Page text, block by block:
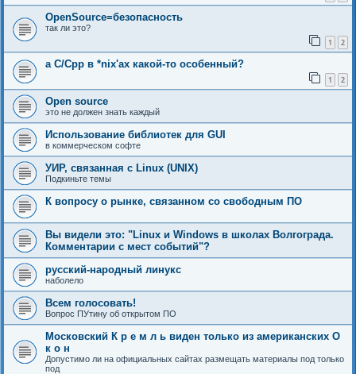
OpenSource=безопасность
так ли это?
1 2
а C/Cpp в *nix'ах какой-то особенный?
1 2
Open source
это не должен знать каждый
Использование библиотек для GUI
в коммерческом софте
УИР, связанная с Linux (UNIX)
Подкиньте темы
К вопросу о рынке, связанном со свободным ПО
Вы видели это: "Linux и Windows в школах Волгограда.
Комментарии с мест событий"?
русский-народный линукс
наболело
Всем голосовать!
Вопрос ПУтину об открытом ПО
Московский К р е м л ь виден только из американских О
к о н
Допустимо ли на официальных сайтах размещать материалы под только
под